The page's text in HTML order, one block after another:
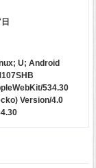
U; Android
534.30
Version/4.0